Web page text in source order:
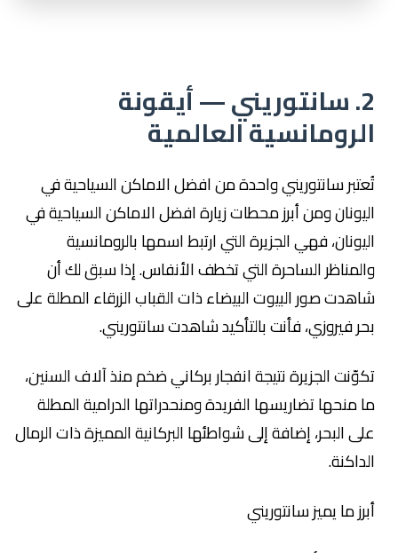
2. سانتوريني — أيقونة
الرومانسية العالمية
تُعتبر سانتوريني واحدة من افضل الاماكن السياحية في
اليونان ومن أبرز محطات زيارة افضل الاماكن السياحية في
اليونان، فهي الجزيرة التي ارتبط اسمها بالرومانسية
والمناظر الساحرة التي تخطف الأنفاس. إذا سبق لك أن
شاهدت صور البيوت البيضاء ذات القباب الزرقاء المطلة على
بحر فيروزي، فأنت بالتأكيد شاهدت سانتوريني.
تكوّنت الجزيرة نتيجة انفجار بركاني ضخم منذ آلاف السنين،
ما منحها تضاريسها الفريدة ومنحدراتها الدرامية المطلة
على البحر، إضافة إلى شواطئها البركانية المميزة ذات الرمال
الداكنة.
أبرز ما يميز سانتوريني